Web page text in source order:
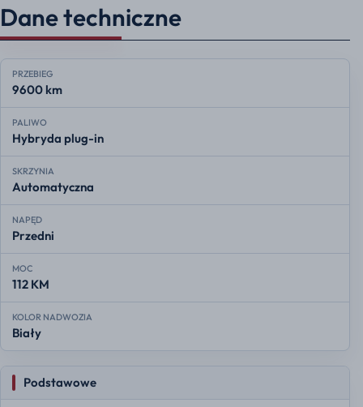
Dane techniczne
PRZEBIEG
9600 km
PALIWO
Hybryda plug-in
SKRZYNIA
Automatyczna
NAPĘD
Przedni
MOC
112 KM
KOLOR NADWOZIA
Biały
Podstawowe